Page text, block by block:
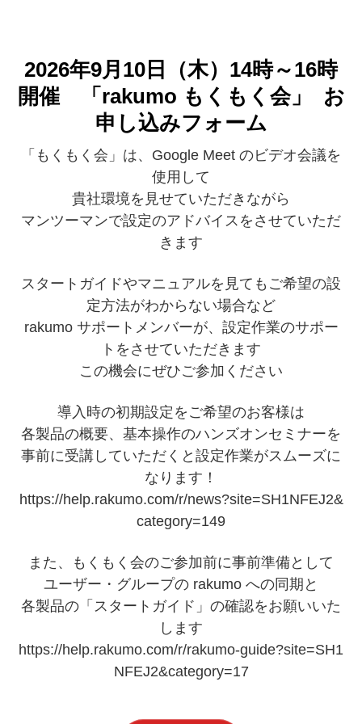
2026年9月10日（木）14時～16時
開催 「rakumo もくもく会」 お
申し込みフォーム
「もくもく会」は、Google Meet のビデオ会議を
使用して
貴社環境を見せていただきながら
マンツーマンで設定のアドバイスをさせていただ
きます
スタートガイドやマニュアルを見てもご希望の設
定方法がわからない場合など
rakumo サポートメンバーが、設定作業のサポー
トをさせていただきます
この機会にぜひご参加ください
導入時の初期設定をご希望のお客様は
各製品の概要、基本操作のハンズオンセミナーを
事前に受講していただくと設定作業がスムーズに
なります！
https://help.rakumo.com/r/news?site=SH1NFEJ2&
category=149
また、もくもく会のご参加前に事前準備として
ユーザー・グループの rakumo への同期と
各製品の「スタートガイド」の確認をお願いいた
します
https://help.rakumo.com/r/rakumo-guide?site=SH1
NFEJ2&category=17